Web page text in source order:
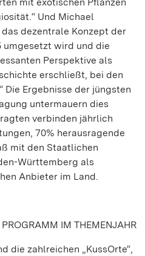
Und Michael
dezentrale Konzept der
umgesetzt wird und die
Perspektive als
erschließt, bei den
Die Ergebnisse der jüngsten
untermauern dies
verbinden jährlich
70% herausragende
mit den Staatlichen
Württemberg als
Anbieter im Land.
IM THEMENJAHR
die zahlreichen „KussOrte“,